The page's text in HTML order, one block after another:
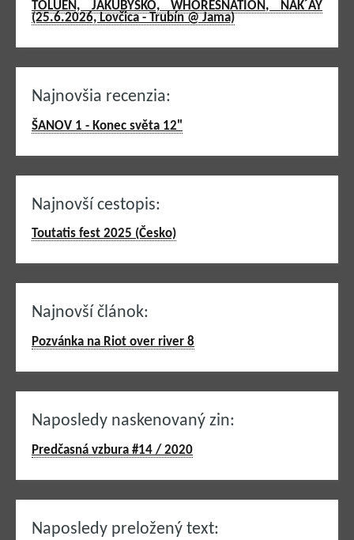
TOLUEN, JAKUBYSKO, WHORESNATION, NAK´AY
(25.6.2026, Lovčica - Trubín @ Jama)
Najnovšia recenzia:
ŠANOV 1 - Konec světa 12"
Najnovší cestopis:
Toutatis fest 2025 (Česko)
Najnovší článok:
Pozvánka na Riot over river 8
Naposledy naskenovaný zin:
Predčasná vzbura #14 / 2020
Naposledy preložený text: